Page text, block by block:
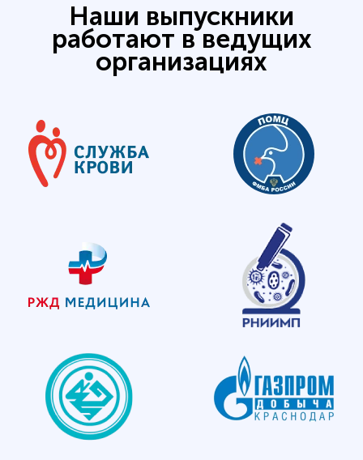
Наши выпускники
работают в ведущих
организациях